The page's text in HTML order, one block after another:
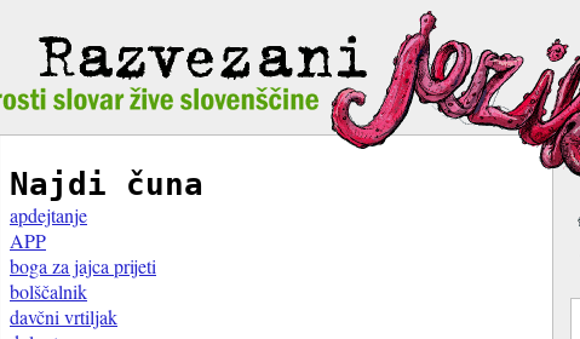
Najdi čuna
apdejtanje
APP
boga za jajca prijeti
bolščalnik
davčni vrtiljak